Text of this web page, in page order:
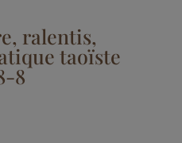
ralentis,
taoïste
8